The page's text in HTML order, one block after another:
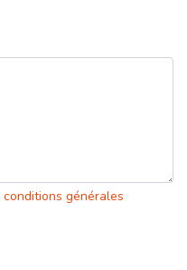
conditions générales